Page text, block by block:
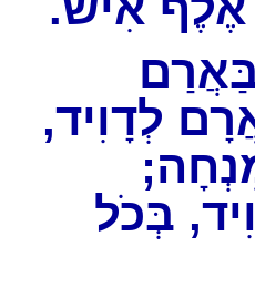
לְדָוִיד,
בְּכֹל